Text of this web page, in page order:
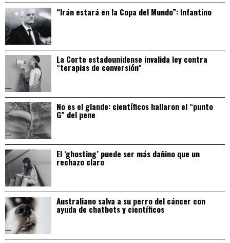
“Irán estará en la Copa del Mundo”: Infantino
La Corte estadounidense invalida ley contra
“terapias de conversión”
No es el glande: científicos hallaron el “punto
G” del pene
El ‘ghosting’ puede ser más dañino que un
rechazo claro
Australiano salva a su perro del cáncer con
ayuda de chatbots y científicos